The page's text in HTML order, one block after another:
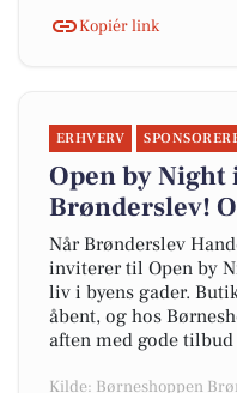
Kopiér link
ERHVERV
Open by
Brønderslev!
Når Brønderslev
inviterer til Open by
liv i byens gader.
åbent, og hos
aften med gode
Kilde: Børneshoppen